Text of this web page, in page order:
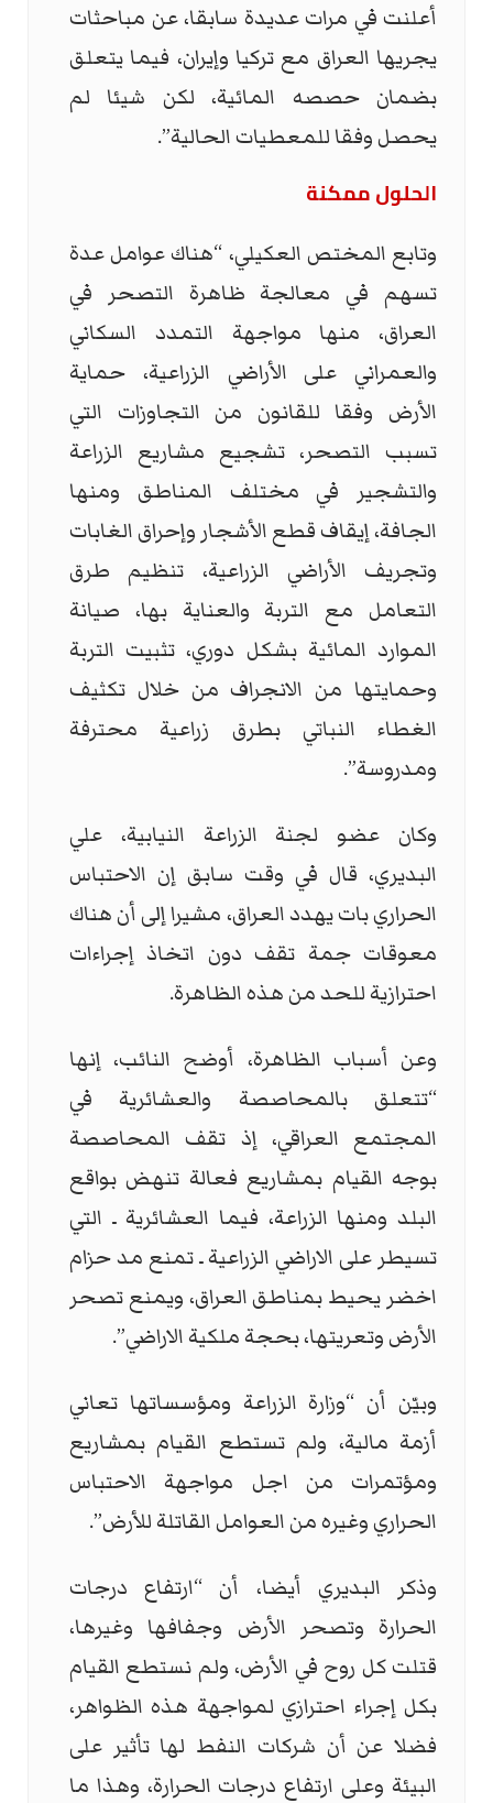
أعلنت في مرات عديدة سابقا، عن مباحثات
يجريها العراق مع تركيا وإيران، فيما يتعلق
بضمان حصصه المائية، لكن شيئا لم
يحصل وفقا للمعطيات الحالية”.
الحلول ممكنة
وتابع المختص العكيلي، “هناك عوامل عدة
تسهم في معالجة ظاهرة التصحر في
العراق، منها مواجهة التمدد السكاني
والعمراني على الأراضي الزراعية، حماية
الأرض وفقا للقانون من التجاوزات التي
تسبب التصحر، تشجيع مشاريع الزراعة
والتشجير في مختلف المناطق ومنها
الجافة، إيقاف قطع الأشجار وإحراق الغابات
وتجريف الأراضي الزراعية، تنظيم طرق
التعامل مع التربة والعناية بها، صيانة
الموارد المائية بشكل دوري، تثبيت التربة
وحمايتها من الانجراف من خلال تكثيف
الغطاء النباتي بطرق زراعية محترفة
ومدروسة”.
وكان عضو لجنة الزراعة النيابية، علي
البديري، قال في وقت سابق إن الاحتباس
الحراري بات يهدد العراق، مشيرا إلى أن هناك
معوقات جمة تقف دون اتخاذ إجراءات
احترازية للحد من هذه الظاهرة.
وعن أسباب الظاهرة، أوضح النائب، إنها
“تتعلق بالمحاصصة والعشائرية في
المجتمع العراقي، إذ تقف المحاصصة
بوجه القيام بمشاريع فعالة تنهض بواقع
البلد ومنها الزراعة، فيما العشائرية ـ التي
تسيطر على الاراضي الزراعية ـ تمنع مد حزام
اخضر يحيط بمناطق العراق، ويمنع تصحر
الأرض وتعريتها، بحجة ملكية الاراضي”.
وبيّن أن “وزارة الزراعة ومؤسساتها تعاني
أزمة مالية، ولم تستطع القيام بمشاريع
ومؤتمرات من اجل مواجهة الاحتباس
الحراري وغيره من العوامل القاتلة للأرض”.
وذكر البديري أيضا، أن “ارتفاع درجات
الحرارة وتصحر الأرض وجفافها وغيرها،
قتلت كل روح في الأرض، ولم نستطع القيام
بكل إجراء احترازي لمواجهة هذه الظواهر،
فضلا عن أن شركات النفط لها تأثير على
البيئة وعلى ارتفاع درجات الحرارة، وهذا ما